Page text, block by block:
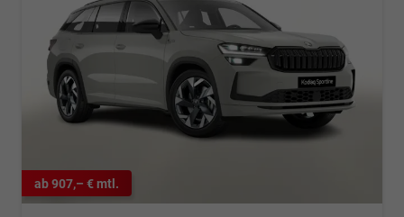
ab 907,– € mtl.